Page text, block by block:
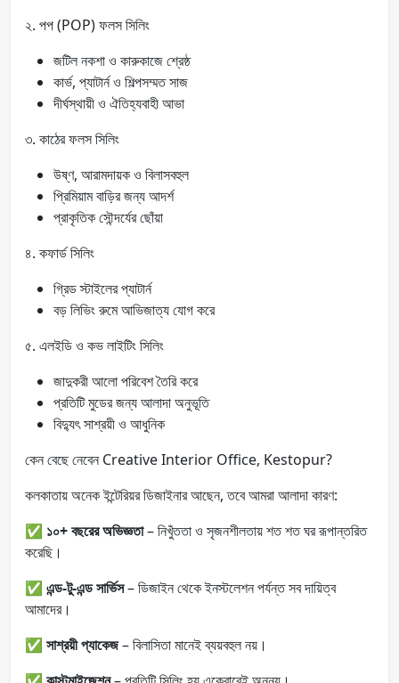
২. পপ (POP) ফলস সিলিং
জটিল নকশা ও কারুকাজে শ্রেষ্ঠ
কার্ভ, প্যাটার্ন ও শিল্পসম্মত সাজ
দীর্ঘস্থায়ী ও ঐতিহ্যবাহী আভা
৩. কাঠের ফলস সিলিং
উষ্ণ, আরামদায়ক ও বিলাসবহুল
প্রিমিয়াম বাড়ির জন্য আদর্শ
প্রাকৃতিক সৌন্দর্যের ছোঁয়া
৪. কফার্ড সিলিং
গ্রিড স্টাইলের প্যাটার্ন
বড় লিভিং রুমে আভিজাত্য যোগ করে
৫. এলইডি ও কভ লাইটিং সিলিং
জাদুকরী আলো পরিবেশ তৈরি করে
প্রতিটি মুডের জন্য আলাদা অনুভূতি
বিদ্যুৎ সাশ্রয়ী ও আধুনিক
কেন বেছে নেবেন Creative Interior Office, Kestopur?
কলকাতায় অনেক ইন্টেরিয়র ডিজাইনার আছেন, তবে আমরা আলাদা কারণ:
✅ ১০+ বছরের অভিজ্ঞতা– নিখুঁততা ও সৃজনশীলতায় শত শত ঘর রূপান্তরিত
করেছি।
✅ এন্ড-টু-এন্ড সার্ভিস– ডিজাইন থেকে ইনস্টলেশন পর্যন্ত সব দায়িত্ব
আমাদের।
✅ সাশ্রয়ী প্যাকেজ– বিলাসিতা মানেই ব্যয়বহুল নয়।